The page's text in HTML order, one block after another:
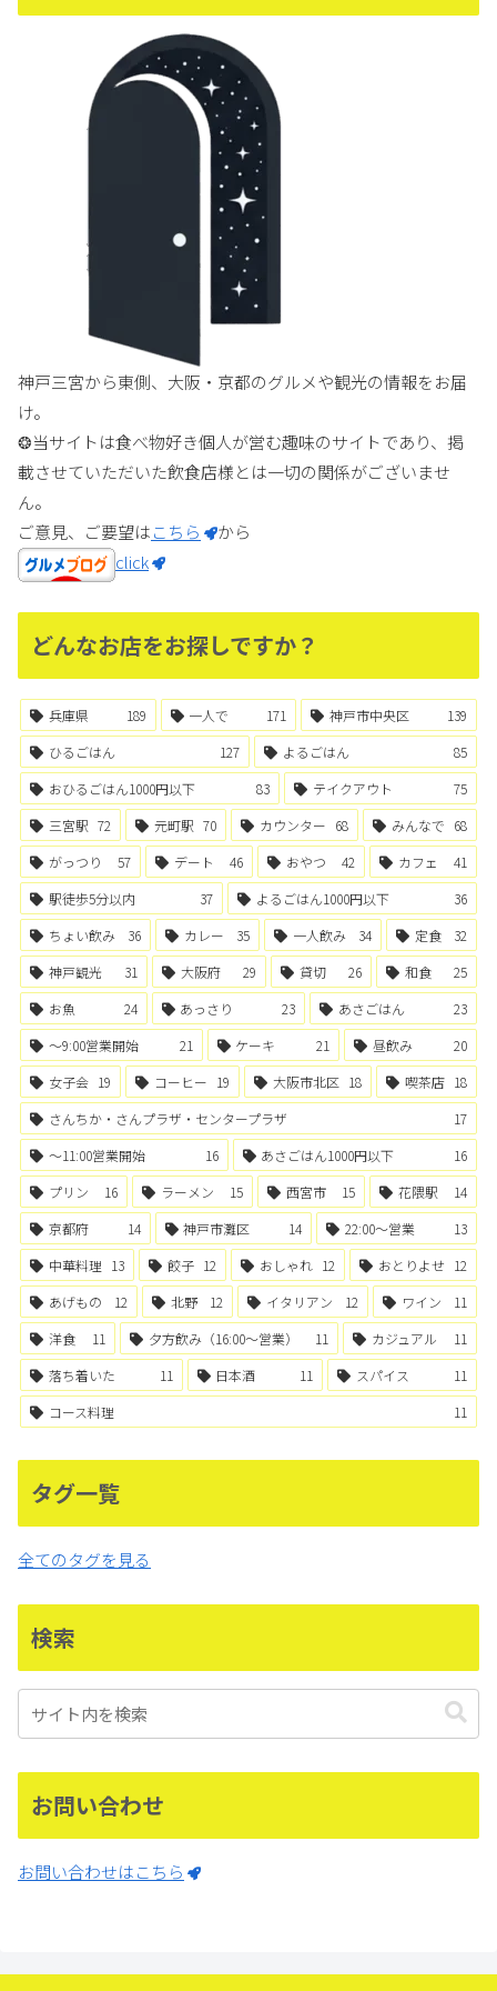
神戸三宮から東側、大阪・京都のグルメや観光の情報をお届
け。
❂当サイトは食べ物好き個人が営む趣味のサイトであり、掲
載させていただいた飲食店様とは一切の関係がございませ
ん。
ご意見、ご要望はこちら
から
click
どんなお店をお探しですか？
兵庫県 189 一人で 171 神戸市中央区
139
ひるごはん
127 よるごはん
85
おひるごはん1000円以下
83 テイクアウト
75
三宮駅 72 元町駅 70 カウンター 68 みんなで 68
がっつり
57 デート 46 おやつ 42 カフェ
41
駅徒歩5分以内
37 よるごはん1000円以下
36
ちょい飲み
36 カレー 35 一人飲み 34 定食
32
神戸観光
31 大阪府 29 貸切 26 和食
25
お魚
24 あっさり 23 あさごはん
23
〜9:00営業開始
21 ケーキ 21 昼飲み
20
女子会 19 コーヒー 19 大阪市北区 18 喫茶店 18
さんちか・さんプラザ・センタープラザ
17
〜11:00営業開始
16 あさごはん1000円以下
16
プリン
16 ラーメン 15 西宮市 15 花隈駅
14
京都府
14 神戸市灘区 14 22:00〜営業
13
中華料理 13 餃子 12 おしゃれ 12 おとりよせ 12
あげもの
12 北野 12 イタリアン 12 ワイン
11
洋食
11 夕方飲み（16:00〜営業） 11 カジュアル
11
落ち着いた
11 日本酒 11 スパイス
11
コース料理
11
タグ一覧
全てのタグを見る
検索
お問い合わせ
お問い合わせはこちら